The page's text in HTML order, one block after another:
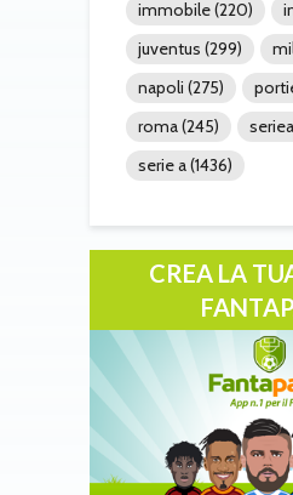
immobile(220)
juventus (299)
napoli (275)
roma(245) seriea
serie a(1436)
CREA LA